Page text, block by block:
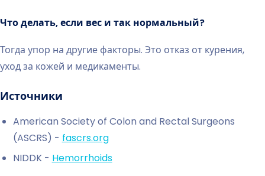
Что делать, если вес и так нормальный?
Тогда упор на другие факторы. Это отказ от курения,
уход за кожей и медикаменты.
Источники
American Society of Colon and Rectal Surgeons
(ASCRS) - fascrs.org
NIDDK - Hemorrhoids